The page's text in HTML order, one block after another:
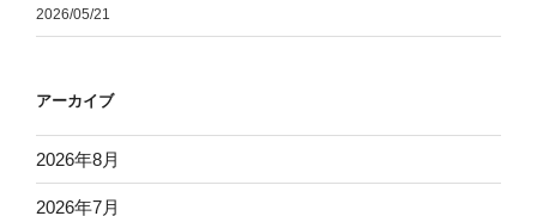
2026/05/21
アーカイブ
2026年8月
2026年7月